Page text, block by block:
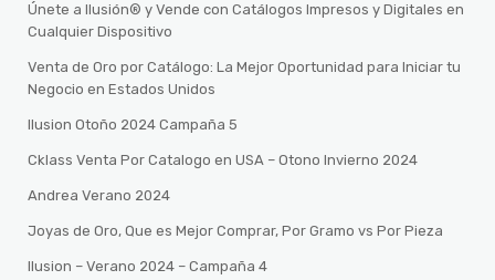
Únete a Ilusión® y Vende con Catálogos Impresos y Digitales en
Cualquier Dispositivo
Venta de Oro por Catálogo: La Mejor Oportunidad para Iniciar tu
Negocio en Estados Unidos
Ilusion Otoño 2024 Campaña 5
Cklass Venta Por Catalogo en USA – Otono Invierno 2024
Andrea Verano 2024
Joyas de Oro, Que es Mejor Comprar, Por Gramo vs Por Pieza
Ilusion – Verano 2024 – Campaña 4